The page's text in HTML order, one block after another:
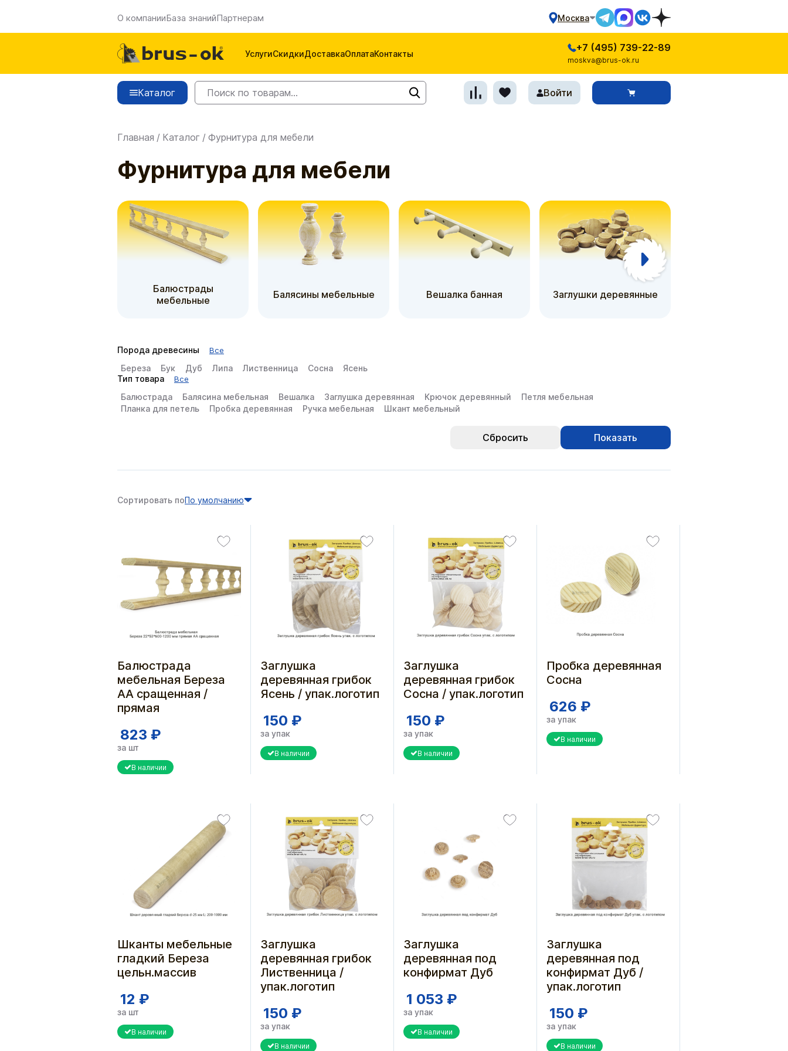
О компанииБаза знанийПартнерам Москва
УслугиСкидкиДоставкаОплатаКонтакты
+7 (495) 739-22-89
moskva@brus-ok.ru
Каталог Войти
Главная / Каталог / Фурнитура для мебели
Фурнитура для мебели
Балюстрады
мебельные
Балясины мебельные Вешалка банная Заглушки деревянные
Порода древесины Все
Береза Бук Дуб Липа Лиственница Сосна
Ясень
Тип товара
Все
Балюстрада Балясина мебельная Вешалка Заглушка деревянная Крючок деревянный
Петля мебельная
Планка для петель
Пробка деревянная Ручка мебельная Шкант мебельный
Сортировать поПо умолчанию
Балюстрада
мебельная Береза
АА сращенная /
прямая
823 ₽
за шт
В наличии
Заглушка
деревянная грибок
Ясень / упак.логотип
150 ₽
за упак
В наличии
Заглушка
деревянная грибок
Сосна / упак.логотип
150 ₽
за упак
В наличии
Пробка деревянная
Сосна
626 ₽
за упак
В наличии
Шканты мебельные
гладкий Береза
цельн.массив
12 ₽
за шт
В наличии
Заглушка
деревянная грибок
Лиственница /
упак.логотип
150 ₽
за упак
В наличии
Заглушка
деревянная под
конфирмат Дуб
1 053 ₽
за упак
В наличии
Заглушка
деревянная под
конфирмат Дуб /
упак.логотип
150 ₽
за упак
В наличии